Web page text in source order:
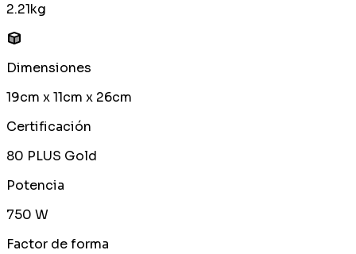
2.21kg
Dimensiones
19cm x 11cm x 26cm
Certificación
80 PLUS Gold
Potencia
750 W
Factor de forma